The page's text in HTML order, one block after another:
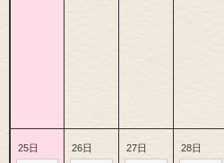
25日 26日 27日 28日